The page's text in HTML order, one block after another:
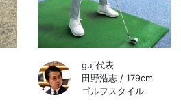
guji代表
田野浩志 / 179cm
ゴルフスタイル